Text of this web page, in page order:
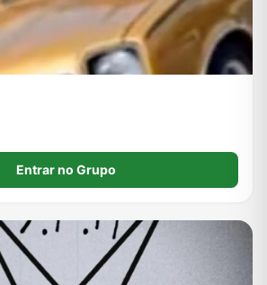
Entrar no Grupo